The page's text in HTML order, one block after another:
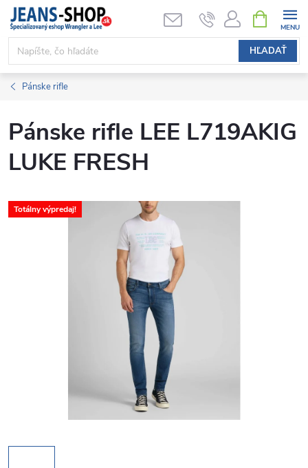
Prejsť
obsah
HĽADAŤ
KOŠÍK
Pánske rifle
Pánske rifle LEE L719AKIG
LUKE FRESH
Totálny výpredaj!